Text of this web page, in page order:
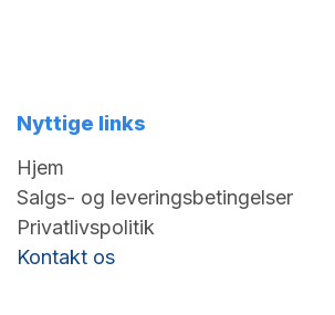
Nyttige links
Hjem
Salgs- og leveringsbetingelser
Privatlivspolitik
Kontakt os